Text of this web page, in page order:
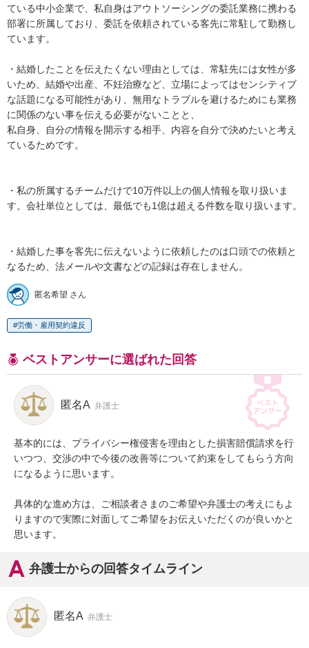
ている中小企業で、私自身はアウトソーシングの委託業務に携わる
部署に所属しており、委託を依頼されている客先に常駐して勤務し
ています。
・結婚したことを伝えたくない理由としては、常駐先には女性が多
いため、結婚や出産、不妊治療など、立場によってはセンシティブ
な話題になる可能性があり、無用なトラブルを避けるためにも業務
に関係のない事を伝える必要がないことと、
私自身、自分の情報を開示する相手、内容を自分で決めたいと考え
ているためです。
・私の所属するチームだけで10万件以上の個人情報を取り扱いま
す。会社単位としては、最低でも1億は超える件数を取り扱います。
・結婚した事を客先に伝えないように依頼したのは口頭での依頼と
なるため、法メールや文書などの記録は存在しません。
匿名希望 さん
労働・雇用契約違反
ベストアンサーに選ばれた回答
匿名A 弁護士
基本的には、プライバシー権侵害を理由とした損害賠償請求を行
いつつ、交渉の中で今後の改善等について約束をしてもらう方向
になるように思います。
具体的な進め方は、ご相談者さまのご希望や弁護士の考えにもよ
りますので実際に対面してご希望をお伝えいただくのが良いかと
思います。
弁護士からの回答タイムライン
匿名A 弁護士